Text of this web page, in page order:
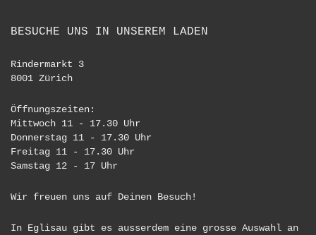
BESUCHE UNS IN UNSEREM LADEN
Rindermarkt 3
8001 Zürich
Öffnungszeiten:
Mittwoch 11 - 17.30 Uhr
Donnerstag 11 - 17.30 Uhr
Freitag 11 - 17.30 Uhr
Samstag 12 - 17 Uhr
Wir freuen uns auf Deinen Besuch!
In Eglisau gibt es ausserdem eine grosse Auswahl an